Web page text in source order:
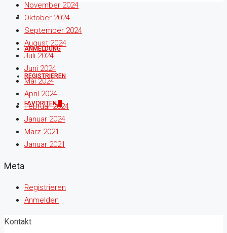
SERVICE-PORTAL
ANMELDUNG
REGISTRIEREN
FAVORITEN
November 2024
Oktober 2024
September 2024
August 2024
Juli 2024
Juni 2024
Mai 2024
April 2024
Februar 2024
Januar 2024
März 2021
Januar 2021
Meta
Registrieren
Anmelden
Kontakt